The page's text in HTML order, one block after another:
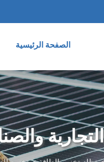
الصفحة الرئيسية